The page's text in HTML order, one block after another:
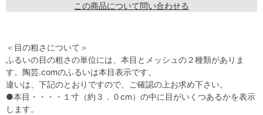
この商品について問い合わせる
＜目の粗さについて＞
ふるいの目の粗さの単位には、本目とメッシュの２種類がありま
す。陶芸.comのふるいは本目表示です。
違いは、下記のとおりですので、ご確認の上お求め下さい。
●本目・・・・１寸（約３．０cm）の中に目がいくつあるかを表示
します。